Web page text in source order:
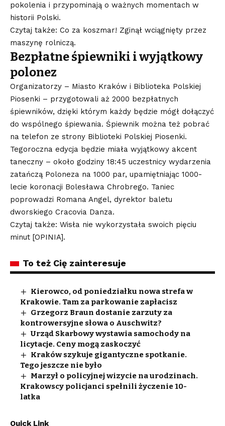
pokolenia i przypominają o ważnych momentach w
historii Polski.
Czytaj także: Co za koszmar! Zginął wciągnięty przez
maszynę rolniczą.
Bezpłatne śpiewniki i wyjątkowy
polonez
Organizatorzy – Miasto Kraków i Biblioteka Polskiej
Piosenki – przygotowali aż 2000 bezpłatnych
śpiewników, dzięki którym każdy będzie mógł dołączyć
do wspólnego śpiewania. Śpiewnik można też pobrać
na telefon ze strony Biblioteki Polskiej Piosenki.
Tegoroczna edycja będzie miała wyjątkowy akcent
taneczny – około godziny 18:45 uczestnicy wydarzenia
zatańczą Poloneza na 1000 par, upamiętniając 1000-
lecie koronacji Bolesława Chrobrego. Taniec
poprowadzi Romana Angel, dyrektor baletu
dworskiego Cracovia Danza.
Czytaj także: Wisła nie wykorzystała swoich pięciu
minut [OPINIA].
To też Cię zainteresuje
Kierowco, od poniedziałku nowa strefa w
Krakowie. Tam za parkowanie zapłacisz
Grzegorz Braun dostanie zarzuty za
kontrowersyjne słowa o Auschwitz?
Urząd Skarbowy wystawia samochody na
licytacje. Ceny mogą zaskoczyć
Kraków szykuje gigantyczne spotkanie.
Tego jeszcze nie było
Marzył o policyjnej wizycie na urodzinach.
Krakowscy policjanci spełnili życzenie 10-
latka
Quick Link